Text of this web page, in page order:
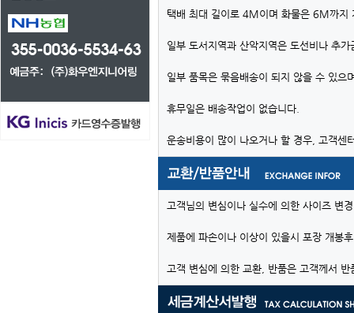
택배 최대 길이로 4M이며 화물은 6M까지
일부 도서지역과 산악지역은 도선비나 추
일부 품목은 묶음배송이 되지 않을 수 있으
휴무일은 배송작업이 없습니다.
운송비용이 많이 나오거나 할 경우, 고객센
고객님의 변심이나 실수에 의한 사이즈 변
제품에 파손이나 이상이 있을시 포장 개봉
고객 변심에 의한 교환, 반품은 고객께서